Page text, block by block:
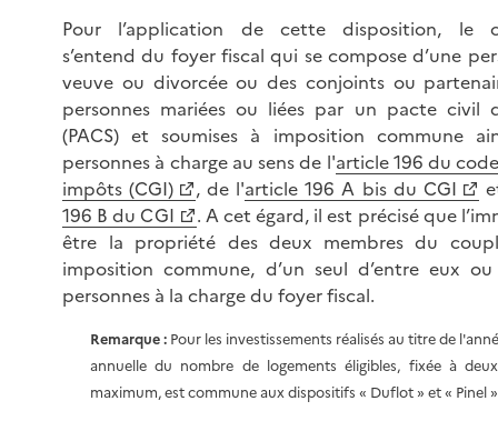
Pour l’application de cette disposition, le
s’entend du foyer fiscal qui se compose d’une
veuve ou divorcée ou des conjoints ou
personnes mariées ou liées par un pacte civil
(PACS) et soumises à imposition commune
personnes à charge au sens de l'article 196 du
impôts (CGI)
, de l'article 196 A bis du CGI
196 B du CGI
. A cet égard, il est précisé que
être la propriété des deux membres du
imposition commune, d’un seul d’entre eux
personnes à la charge du foyer fiscal.
Remarque :Pour les investissements réalisés au titre de
annuelle du nombre de logements éligibles, fixée à
maximum, est commune aux dispositifs « Duflot » et « Pinel